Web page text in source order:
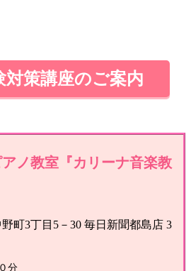
対策講座のご案内
ノ教室『カリーナ音楽教
町3丁目5－30 毎日新聞都島店 3
分